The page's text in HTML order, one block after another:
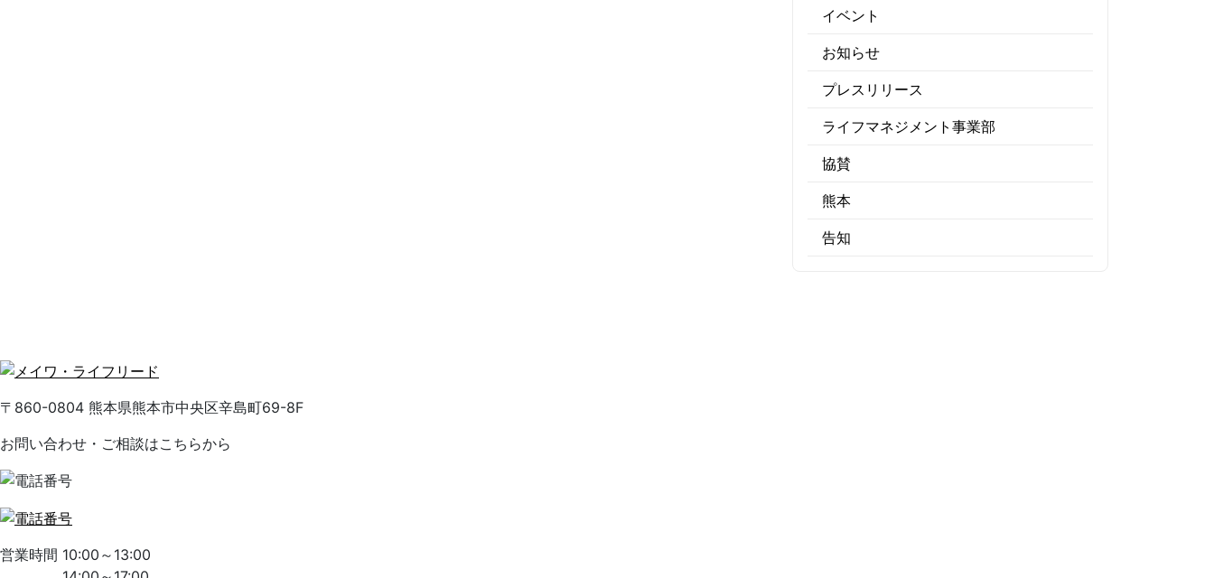
イベント
お知らせ
プレスリリース
ライフマネジメント事業部
協賛
熊本
告知
〒860-0804 熊本県熊本市中央区辛島町69-8F
お問い合わせ・ご相談はこちらから
営業時間 10:00～13:00